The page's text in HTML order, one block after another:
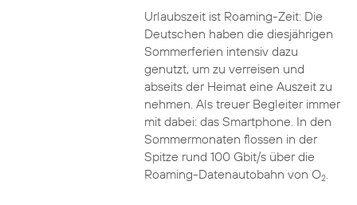
Urlaubszeit ist Roaming-Zeit: Die
Deutschen haben die diesjährigen
Sommerferien intensiv dazu
genutzt, um zu verreisen und
abseits der Heimat eine Auszeit zu
nehmen. Als treuer Begleiter immer
mit dabei: das Smartphone. In den
Sommermonaten flossen in der
Spitze rund 100 Gbit/s über die
Roaming-Datenautobahn von O2.